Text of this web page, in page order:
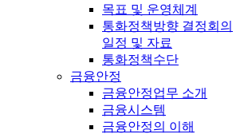
목표 및 운영체계
통화정책방향 결정회의
일정 및 자료
통화정책수단
금융안정
금융안정업무 소개
금융시스템
금융안정의 이해